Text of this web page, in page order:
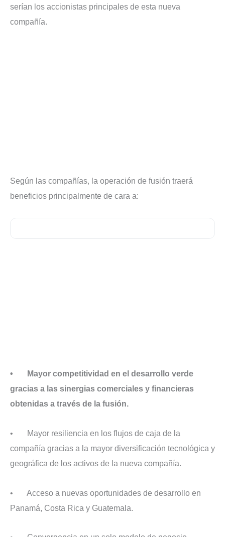
serían los accionistas principales de esta nueva
compañía.
Según las compañías, la operación de fusión traerá
beneficios principalmente de cara a:
• Mayor competitividad en el desarrollo verde
gracias a las sinergias comerciales y financieras
obtenidas a través de la fusión.
• Mayor resiliencia en los flujos de caja de la
compañía gracias a la mayor diversificación tecnológica y
geográfica de los activos de la nueva compañía.
• Acceso a nuevas oportunidades de desarrollo en
Panamá, Costa Rica y Guatemala.